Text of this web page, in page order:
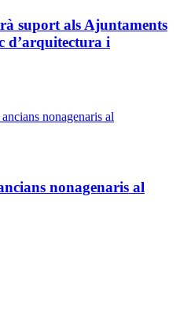
suport als Ajuntaments
d’arquitectura i
nonagenaris al